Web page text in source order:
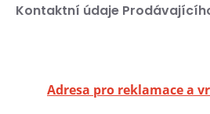
Kontaktní údaje
Adresa pro reklamace a